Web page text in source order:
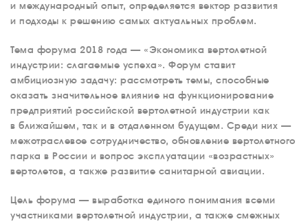
и международный опыт, определяется вектор развития
и подходы к решению самых актуальных проблем.
Тема форума 2018 года — «Экономика вертолетной
индустрии: слагаемые успеха». Форум ставит
амбициозную задачу: рассмотреть темы, способные
оказать значительное влияние на функционирование
предприятий российской вертолетной индустрии как
в ближайшем, так и в отдаленном будущем. Среди них —
межотраслевое сотрудничество, обновление вертолетного
парка в России и вопрос эксплуатации «возрастных»
вертолетов, а также развитие санитарной авиации.
Цель форума — выработка единого понимания всеми
участниками вертолетной индустрии, а также смежных